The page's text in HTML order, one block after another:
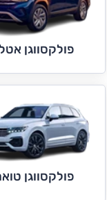
פולקסווגן
פולקסווגן